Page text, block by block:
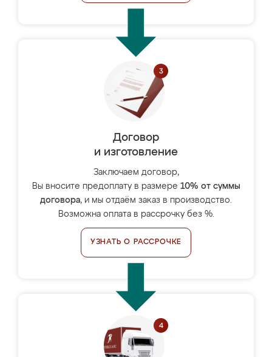
Договор
и изготовление
Заключаем договор,
Вы вносите предоплату в размере 10% от суммы
договора, и мы отдаём заказ в производство.
Возможна оплата в рассрочку без %.
УЗНАТЬ О РАССРОЧКЕ